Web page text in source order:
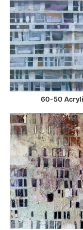
60-50